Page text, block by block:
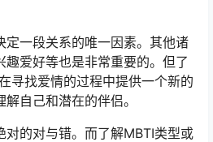
定一段关系的唯一因素。其他诸
爱好等也是非常重要的。但了
寻找爱情的过程中提供一个新的
自己和潜在的伴侣。
对的对与错。而了解MBTI类型或